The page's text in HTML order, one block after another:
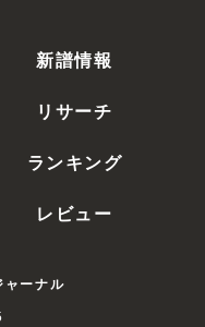
新譜情報
リサーチ
ランキング
レビュー
ャーナル